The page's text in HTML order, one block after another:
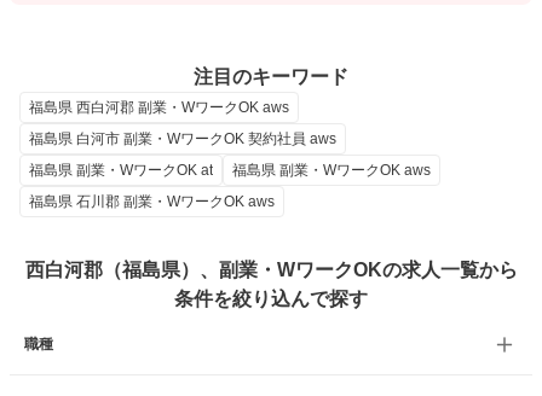
注目のキーワード
福島県 西白河郡 副業・WワークOK aws
福島県 白河市 副業・WワークOK 契約社員 aws
福島県 副業・WワークOK at
福島県 副業・WワークOK aws
福島県 石川郡 副業・WワークOK aws
西白河郡（福島県）、副業・WワークOKの求人一覧から
条件を絞り込んで探す
職種